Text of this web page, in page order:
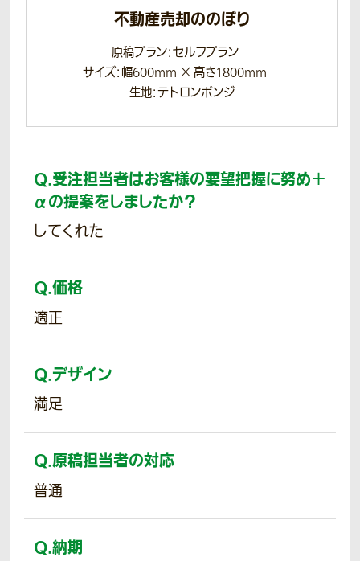
不動産売却ののぼり
原稿プラン：セルフプラン
サイズ：幅600mm × 高さ1800mm
生地：テトロンポンジ
Q.受注担当者はお客様の要望把握に努め＋
αの提案をしましたか？
してくれた
Q.価格
適正
Q.デザイン
満足
Q.原稿担当者の対応
普通
Q.納期